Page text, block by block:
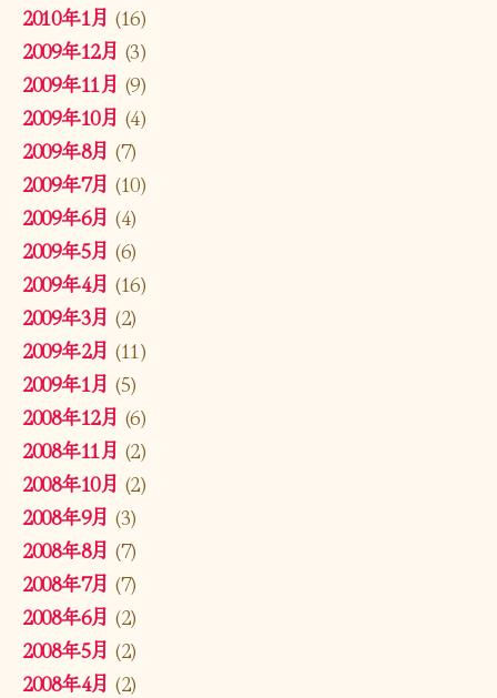
2010年1月 (16)
2009年12月 (3)
2009年11月 (9)
2009年10月 (4)
2009年8月 (7)
2009年7月 (10)
2009年6月 (4)
2009年5月 (6)
2009年4月 (16)
2009年3月 (2)
2009年2月 (11)
2009年1月 (5)
2008年12月 (6)
2008年11月 (2)
2008年10月 (2)
2008年9月 (3)
2008年8月 (7)
2008年7月 (7)
2008年6月 (2)
2008年5月 (2)
2008年4月 (2)